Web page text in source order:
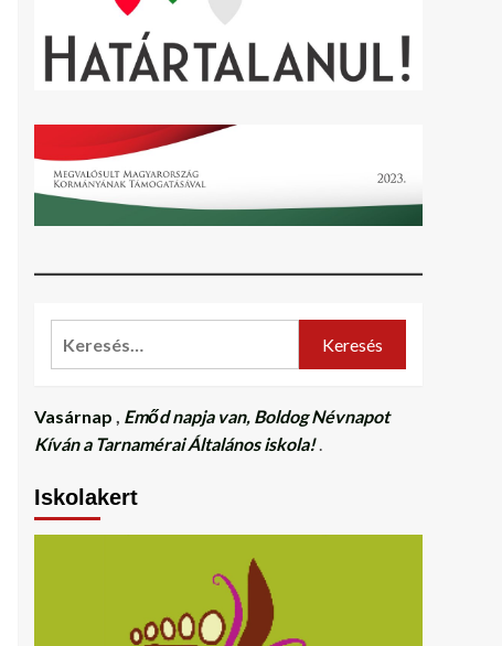
Vasárnap , Emőd napja van, Boldog Névnapot
Kíván a Tarnamérai Általános iskola!.
Iskolakert